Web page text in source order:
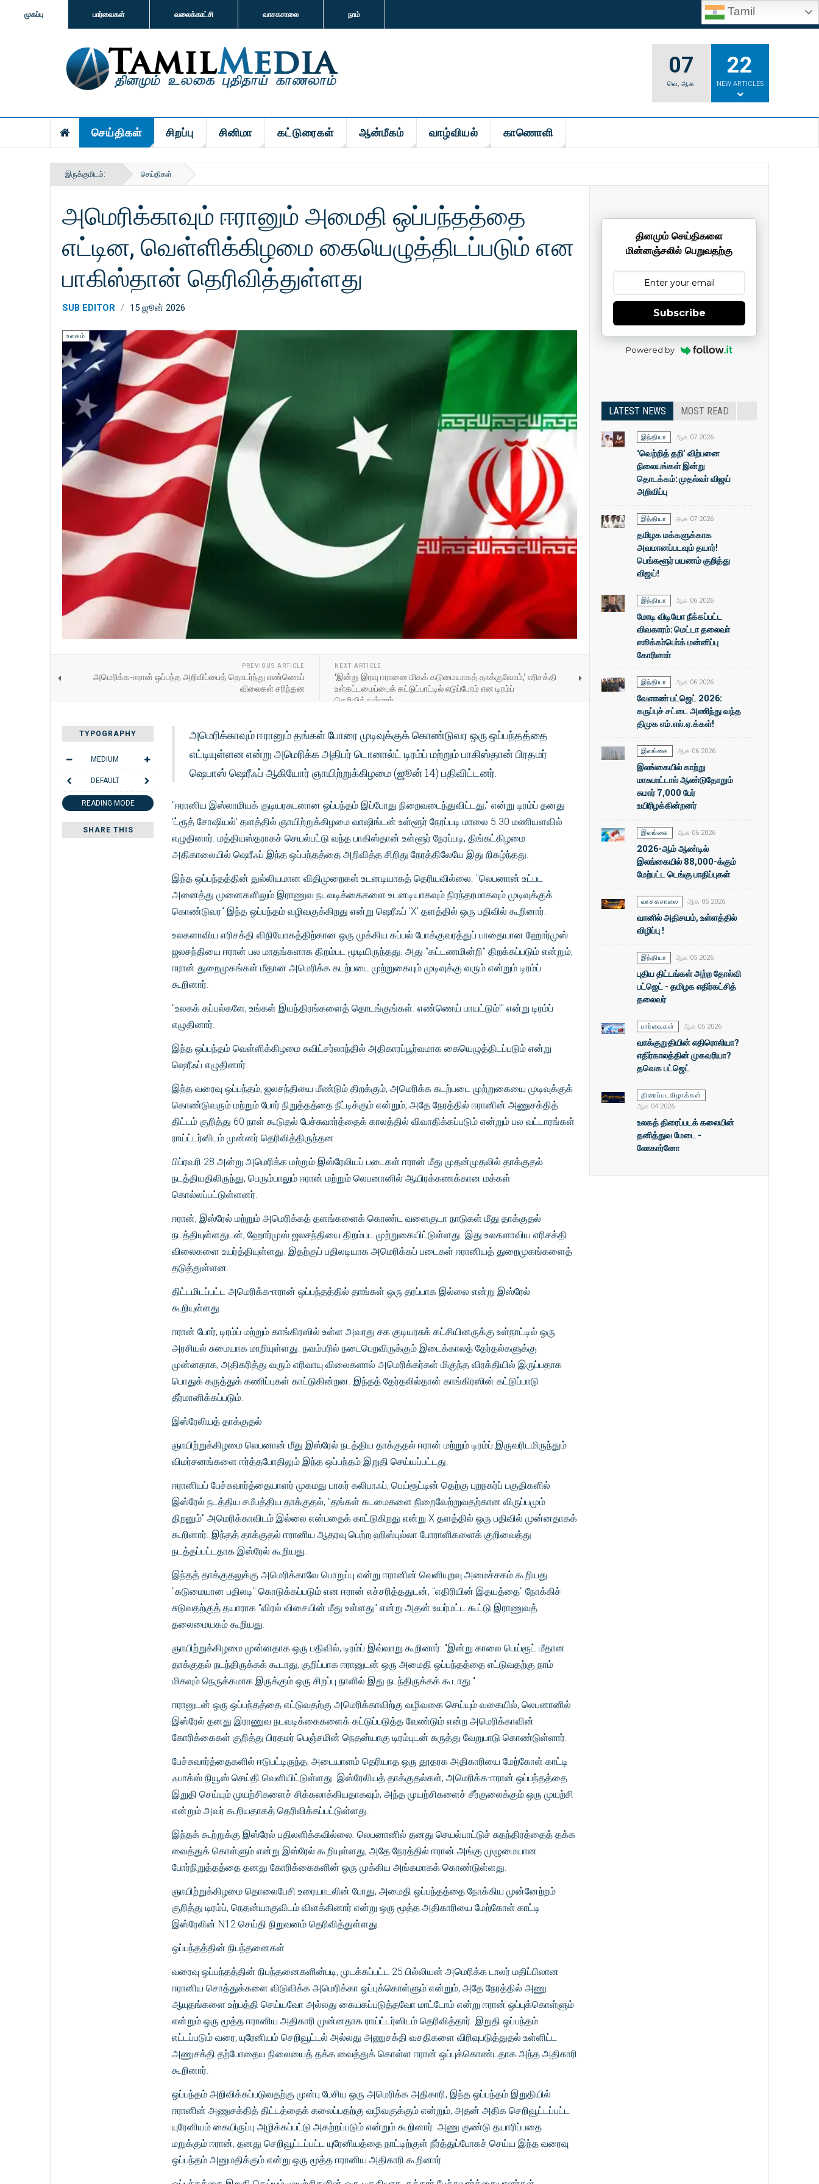
முகப்பு பார்வைகள் வலைக்காட்சி வாசகசாலை நாம் Tamil
07
வெ,ஆக
22
NEW ARTICLES
செய்திகள் சிறப்பு சினிமா கட்டுரைகள் ஆன்மீகம் வாழ்வியல் காணொளி
இருக்குமிடம்: செய்திகள்
அமெரிக்காவும் ஈரானும் அமைதி ஒப்பந்தத்தை
எட்டின, வெள்ளிக்கிழமை கையெழுத்திடப்படும் என
பாகிஸ்தான் தெரிவித்துள்ளது
SUB EDITOR 15 ஜூன் 2026
உலகம்
PREVIOUS ARTICLE
அமெரிக்க-ஈரான் ஒப்பந்த அறிவிப்பைத் தொடர்ந்து எண்ணெய்
விலைகள் சரிந்தன
NEXT ARTICLE
‘இன்று இரவு ஈரானை மிகக் கடுமையாகத் தாக்குவோம்,’ எரிசக்தி
உள்கட்டமைப்பைக் கட்டுப்பாட்டில் எடுப்போம் என டிரம்ப்
தெரிவித்துள்ளார்
TYPOGRAPHY
MEDIUM
DEFAULT
READING MODE
SHARE THIS
அமெரிக்காவும் ஈரானும் தங்கள் போரை முடிவுக்குக் கொண்டுவர ஒரு ஒப்பந்தத்தை
எட்டியுள்ளன என்று அமெரிக்க அதிபர் டொனால்ட் டிரம்ப் மற்றும் பாகிஸ்தான் பிரதமர்
ஷெபாஸ் ஷெரீஃப் ஆகியோர் ஞாயிற்றுக்கிழமை (ஜூன் 14) பதிவிட்டனர்.
"ஈரானிய இஸ்லாமியக் குடியரசுடனான ஒப்பந்தம் இப்போது நிறைவடைந்துவிட்டது," என்று டிரம்ப் தனது
'ட்ரூத் சோஷியல்' தளத்தில் ஞாயிற்றுக்கிழமை வாஷிங்டன் உள்ளூர் நேரப்படி மாலை 5.30 மணியளவில்
எழுதினார். மத்தியஸ்தராகச் செயல்பட்டு வந்த பாகிஸ்தான் உள்ளூர் நேரப்படி, திங்கட்கிழமை
அதிகாலையில் ஷெரீஃப் இந்த ஒப்பந்தத்தை அறிவித்த சிறிது நேரத்திலேயே இது நிகழ்ந்தது.
இந்த ஒப்பந்தத்தின் துல்லியமான விதிமுறைகள் உடனடியாகத் தெரியவில்லை. "லெபனான் உட்பட
அனைத்து முனைகளிலும் இராணுவ நடவடிக்கைகளை உடனடியாகவும் நிரந்தரமாகவும் முடிவுக்குக்
கொண்டுவர" இந்த ஒப்பந்தம் வழிவகுக்கிறது என்று ஷெரீஃப் 'X' தளத்தில் ஒரு பதிவில் கூறினார்.
உலகளாவிய எரிசக்தி விநியோகத்திற்கான ஒரு முக்கிய கப்பல் போக்குவரத்துப் பாதையான ஹோர்முஸ்
ஜலசந்தியை ஈரான் பல மாதங்களாக திறம்பட மூடியிருந்தது. அது "கட்டணமின்றி" திறக்கப்படும் என்றும்,
ஈரான் துறைமுகங்கள் மீதான அமெரிக்க கடற்படை முற்றுகையும் முடிவுக்கு வரும் என்றும் டிரம்ப்
கூறினார்.
"உலகக் கப்பல்களே, உங்கள் இயந்திரங்களைத் தொடங்குங்கள். எண்ணெய் பாயட்டும்!" என்று டிரம்ப்
எழுதினார்.
இந்த ஒப்பந்தம் வெள்ளிக்கிழமை சுவிட்சர்லாந்தில் அதிகாரப்பூர்வமாக கையெழுத்திடப்படும் என்று
ஷெரீஃப் எழுதினார்.
இந்த வரைவு ஒப்பந்தம், ஜலசந்தியை மீண்டும் திறக்கும், அமெரிக்க கடற்படை முற்றுகையை முடிவுக்குக்
கொண்டுவரும் மற்றும் போர் நிறுத்தத்தை நீட்டிக்கும் என்றும், அதே நேரத்தில் ஈரானின் அணுசக்தித்
திட்டம் குறித்து 60 நாள் கூடுதல் பேச்சுவார்த்தைக் காலத்தில் விவாதிக்கப்படும் என்றும் பல வட்டாரங்கள்
ராய்ட்டர்ஸிடம் முன்னர் தெரிவித்திருந்தன.
பிப்ரவரி 28 அன்று அமெரிக்க மற்றும் இஸ்ரேலியப் படைகள் ஈரான் மீது முதன்முதலில் தாக்குதல்
நடத்தியதிலிருந்து, பெரும்பாலும் ஈரான் மற்றும் லெபனானில் ஆயிரக்கணக்கான மக்கள்
கொல்லப்பட்டுள்ளனர்.
ஈரான், இஸ்ரேல் மற்றும் அமெரிக்கத் தளங்களைக் கொண்ட வளைகுடா நாடுகள் மீது தாக்குதல்
நடத்தியுள்ளதுடன், ஹோர்முஸ் ஜலசந்தியை திறம்பட முற்றுகையிட்டுள்ளது. இது உலகளாவிய எரிசக்தி
விலைகளை உயர்த்தியுள்ளது. இதற்குப் பதிலடியாக அமெரிக்கப் படைகள் ஈரானியத் துறைமுகங்களைத்
தடுத்துள்ளன.
திட்டமிடப்பட்ட அமெரிக்க-ஈரான் ஒப்பந்தத்தில் தாங்கள் ஒரு தரப்பாக இல்லை என்று இஸ்ரேல்
கூறியுள்ளது.
ஈரான் போர், டிரம்ப் மற்றும் காங்கிரஸில் உள்ள அவரது சக குடியரசுக் கட்சியினருக்கு உள்நாட்டில் ஒரு
அரசியல் சுமையாக மாறியுள்ளது. நவம்பரில் நடைபெறவிருக்கும் இடைக்காலத் தேர்தல்களுக்கு
முன்னதாக, அதிகரித்து வரும் எரிவாயு விலைகளால் அமெரிக்கர்கள் மிகுந்த விரக்தியில் இருப்பதாக
பொதுக் கருத்துக் கணிப்புகள் காட்டுகின்றன. இந்தத் தேர்தலில்தான் காங்கிரஸின் கட்டுப்பாடு
தீர்மானிக்கப்படும்.
இஸ்ரேலியத் தாக்குதல்
ஞாயிற்றுக்கிழமை லெபனான் மீது இஸ்ரேல் நடத்திய தாக்குதல் ஈரான் மற்றும் டிரம்ப் இருவரிடமிருந்தும்
விமர்சனங்களை ஈர்த்தபோதிலும் இந்த ஒப்பந்தம் இறுதி செய்யப்பட்டது.
ஈரானியப் பேச்சுவார்த்தையாளர் முகமது பாகர் கலிபாஃப், பெய்ரூட்டின் தெற்கு புறநகர்ப் பகுதிகளில்
இஸ்ரேல் நடத்திய சமீபத்திய தாக்குதல், "தங்கள் கடமைகளை நிறைவேற்றுவதற்கான விருப்பமும்
திறனும்" அமெரிக்காவிடம் இல்லை என்பதைக் காட்டுகிறது என்று X தளத்தில் ஒரு பதிவில் முன்னதாகக்
கூறினார். இந்தத் தாக்குதல் ஈரானிய ஆதரவு பெற்ற ஹிஸ்புல்லா போராளிகளைக் குறிவைத்து
நடத்தப்பட்டதாக இஸ்ரேல் கூறியது.
இந்தத் தாக்குதலுக்கு அமெரிக்காவே பொறுப்பு என்று ஈரானின் வெளியுறவு அமைச்சகம் கூறியது.
"கடுமையான பதிலடி" கொடுக்கப்படும் என ஈரான் எச்சரித்ததுடன், "எதிரியின் இதயத்தை" நோக்கிச்
சுடுவதற்குத் தயாராக "விரல் விசையின் மீது உள்ளது" என்று அதன் உயர்மட்ட கூட்டு இராணுவத்
தலைமையகம் கூறியது.
ஞாயிற்றுக்கிழமை முன்னதாக ஒரு பதிவில், டிரம்ப் இவ்வாறு கூறினார்: "இன்று காலை பெய்ரூட் மீதான
தாக்குதல் நடந்திருக்கக் கூடாது, குறிப்பாக ஈரானுடன் ஒரு அமைதி ஒப்பந்தத்தை எட்டுவதற்கு நாம்
மிகவும் நெருக்கமாக இருக்கும் ஒரு சிறப்பு நாளில் இது நடந்திருக்கக் கூடாது."
ஈரானுடன் ஒரு ஒப்பந்தத்தை எட்டுவதற்கு அமெரிக்காவிற்கு வழிவகை செய்யும் வகையில், லெபனானில்
இஸ்ரேல் தனது இராணுவ நடவடிக்கைகளைக் கட்டுப்படுத்த வேண்டும் என்ற அமெரிக்காவின்
கோரிக்கைகள் குறித்து பிரதமர் பெஞ்சமின் நெதன்யாகு டிரம்புடன் கருத்து வேறுபாடு கொண்டுள்ளார்.
பேச்சுவார்த்தைகளில் ஈடுபட்டிருந்த, அடையாளம் தெரியாத ஒரு தூதரக அதிகாரியை மேற்கோள் காட்டி
ஃபாக்ஸ் நியூஸ் செய்தி வெளியிட்டுள்ளது. இஸ்ரேலியத் தாக்குதல்கள், அமெரிக்க-ஈரான் ஒப்பந்தத்தை
இறுதி செய்யும் முயற்சிகளைச் சிக்கலாக்கியதாகவும், அந்த முயற்சிகளைச் சீர்குலைக்கும் ஒரு முயற்சி
என்றும் அவர் கூறியதாகத் தெரிவிக்கப்பட்டுள்ளது.
இந்தக் கூற்றுக்கு இஸ்ரேல் பதிலளிக்கவில்லை. லெபனானில் தனது செயல்பாட்டுச் சுதந்திரத்தைத் தக்க
வைத்துக் கொள்ளும் என்று இஸ்ரேல் கூறியுள்ளது, அதே நேரத்தில் ஈரான் அங்கு முழுமையான
போர்நிறுத்தத்தை தனது கோரிக்கைகளின் ஒரு முக்கிய அங்கமாகக் கொண்டுள்ளது.
ஞாயிற்றுக்கிழமை தொலைபேசி உரையாடலின் போது, ​​அமைதி ஒப்பந்தத்தை நோக்கிய முன்னேற்றம்
குறித்து டிரம்ப், நெதன்யாகுவிடம் விளக்கினார் என்று ஒரு மூத்த அதிகாரியை மேற்கோள் காட்டி
இஸ்ரேலின் N12 செய்தி நிறுவனம் தெரிவித்துள்ளது.
ஒப்பந்தத்தின் நிபந்தனைகள்
வரைவு ஒப்பந்தத்தின் நிபந்தனைகளின்படி, முடக்கப்பட்ட 25 பில்லியன் அமெரிக்க டாலர் மதிப்பிலான
ஈரானிய சொத்துக்களை விடுவிக்க அமெரிக்கா ஒப்புக்கொள்ளும் என்றும், அதே நேரத்தில் அணு
ஆயுதங்களை உற்பத்தி செய்யவோ அல்லது கையகப்படுத்தவோ மாட்டோம் என்று ஈரான் ஒப்புக்கொள்ளும்
என்றும் ஒரு மூத்த ஈரானிய அதிகாரி முன்னதாக ராய்ட்டர்ஸிடம் தெரிவித்தார். இறுதி ஒப்பந்தம்
எட்டப்படும் வரை, யுரேனியம் செறிவூட்டல் அல்லது அணுசக்தி வசதிகளை விரிவுபடுத்துதல் உள்ளிட்ட
அணுசக்தி தற்போதைய நிலையைத் தக்க வைத்துக் கொள்ள ஈரான் ஒப்புக்கொண்டதாக அந்த அதிகாரி
கூறினார்.
ஒப்பந்தம் அறிவிக்கப்படுவதற்கு முன்பு பேசிய ஒரு அமெரிக்க அதிகாரி, இந்த ஒப்பந்தம் இறுதியில்
ஈரானின் அணுசக்தித் திட்டத்தைக் கலைப்பதற்கு வழிவகுக்கும் என்றும், அதன் அதிக செறிவூட்டப்பட்ட
யுரேனியம் கையிருப்பு அழிக்கப்பட்டு அகற்றப்படும் என்றும் கூறினார். அணு குண்டு தயாரிப்பதை
மறுக்கும் ஈரான், தனது செறிவூட்டப்பட்ட யுரேனியத்தை நாட்டிற்குள் நீர்த்துப்போகச் செய்ய இந்த வரைவு
ஒப்பந்தம் அனுமதிக்கும் என்று ஒரு மூத்த ஈரானிய அதிகாரி கூறினார்.
தினமும் செய்திகளை
மின்னஞ்சலில் பெறுவதற்கு
Subscribe
Powered by
LATEST NEWS MOST READ
இந்தியா ஆக 07 2026
‘வெற்றித் தறி’ விற்பனை
நிலையங்கள் இன்று
தொடக்கம்: முதல்வா் விஜய்
அறிவிப்பு
இந்தியா ஆக 07 2026
தமிழக மக்களுக்காக
அவமானப்படவும் தயார்!
பெங்களூர் பயணம் குறித்து
விஜய்!
இந்தியா ஆக 06 2026
மோடி விடியோ நீக்கப்பட்ட
விவகாரம்: மெட்டா தலைவா்
ஸூக்கா்பொ்க் மன்னிப்பு
கோரினாா்
இந்தியா ஆக 06 2026
வேளாண் பட்ஜெட் 2026:
கருப்புச் சட்டை அணிந்து வந்த
திமுக எம்.எல்.ஏ.க்கள்!
இலங்கை ஆக 06 2026
இலங்கையில் காற்று
மாசுபாட்டால் ஆண்டுதோறும்
சுமார் 7,000 பேர்
உயிரிழக்கின்றனர்
இலங்கை ஆக 06 2026
2026-ஆம் ஆண்டில்
இலங்கையில் 88,000-க்கும்
மேற்பட்ட டெங்கு பாதிப்புகள்
வாசகசாலை ஆக 05 2026
வானில் அதிசயம், உள்ளத்தில்
விழிப்பு !
இந்தியா ஆக 05 2026
புதிய திட்டங்கள் அற்ற தோல்வி
பட்ஜெட் - தமிழக எதிர்கட்சித்
தலைவர்
பார்வைகள் ஆக 05 2026
வாக்குறுதியின் எதிரொலியா?
எதிர்காலத்தின் முகவரியா?
தவெக பட்ஜெட்
திரைப்படவிழாக்கள்
ஆக 04 2026
உலகத் திரைப்படக் கலையின்
தனித்துவ மேடை -
லோகார்னோ